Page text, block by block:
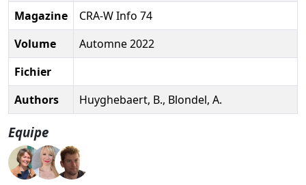
Magazine
CRA-W Info 74
Volume
Automne 2022
Fichier
Authors
Huyghebaert, B., Blondel, A.
Equipe